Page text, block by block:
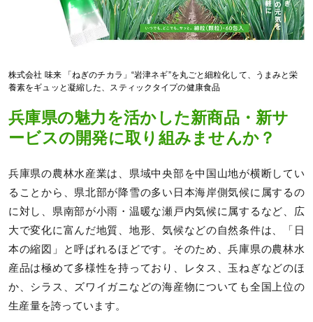
株式会社 味来 「ねぎのチカラ」“岩津ネギ”を丸ごと細粒化して、うまみと栄
養素をギュッと凝縮した、スティックタイプの健康食品
兵庫県の魅力を活かした新商品・新サ
ービスの開発に取り組みませんか？
兵庫県の農林水産業は、県域中央部を中国山地が横断してい
ることから、県北部が降雪の多い日本海岸側気候に属するの
に対し、県南部が小雨・温暖な瀬戸内気候に属するなど、広
大で変化に富んだ地質、地形、気候などの自然条件は、「日
本の縮図」と呼ばれるほどです。そのため、兵庫県の農林水
産品は極めて多様性を持っており、レタス、玉ねぎなどのほ
か、シラス、ズワイガニなどの海産物についても全国上位の
生産量を誇っています。